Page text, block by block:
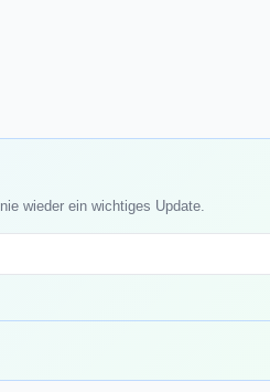
wieder ein wichtiges Update.